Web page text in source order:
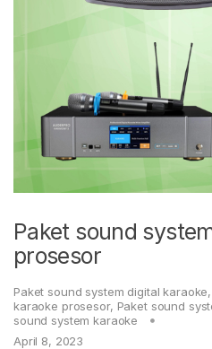
Paket sound
prosesor
Paket sound system digital karaoke,
karaoke prosesor, Paket sound
sound system karaoke
April 8, 2023